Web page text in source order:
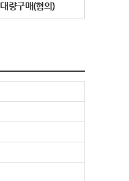
대량구매(협의)